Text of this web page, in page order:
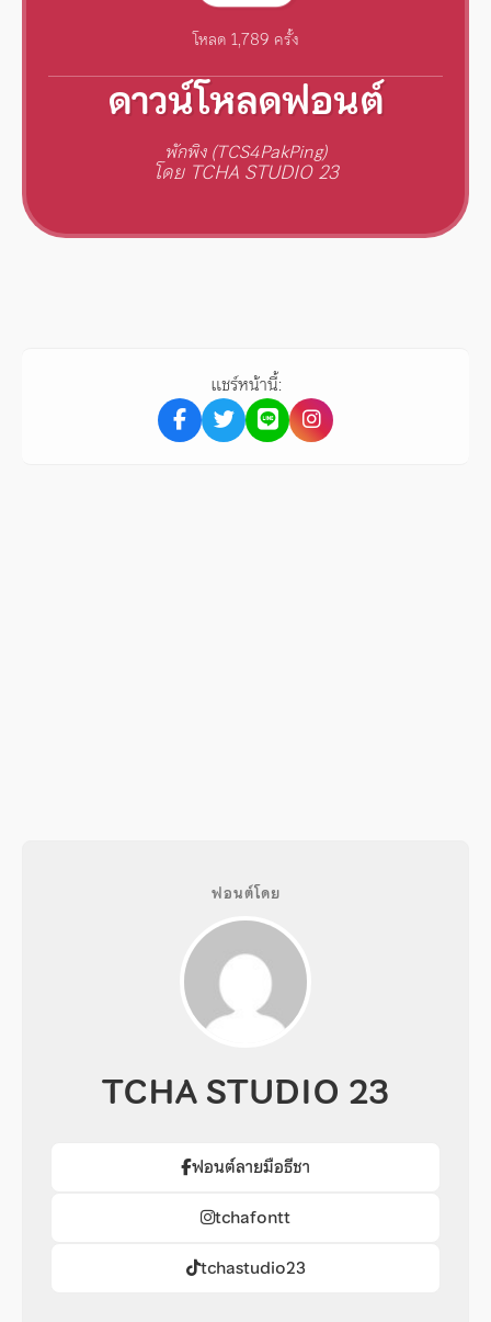
โหลด 1,789 ครั้ง
ดาวน์โหลดฟอนต์
พักพิง (TCS4PakPing)
โดย TCHA STUDIO 23
แชร์หน้านี้:
ฟอนต์โดย
TCHA STUDIO 23
ฟอนต์ลายมือธีชา
tchafontt
tchastudio23